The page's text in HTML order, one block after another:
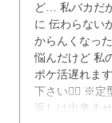
ど… 私バカだ
に 伝わらない
からんくなっ
悩んだけど 私
ポケ活遅れま
下さい🙇‍♀️ ※定
返しは出来ま